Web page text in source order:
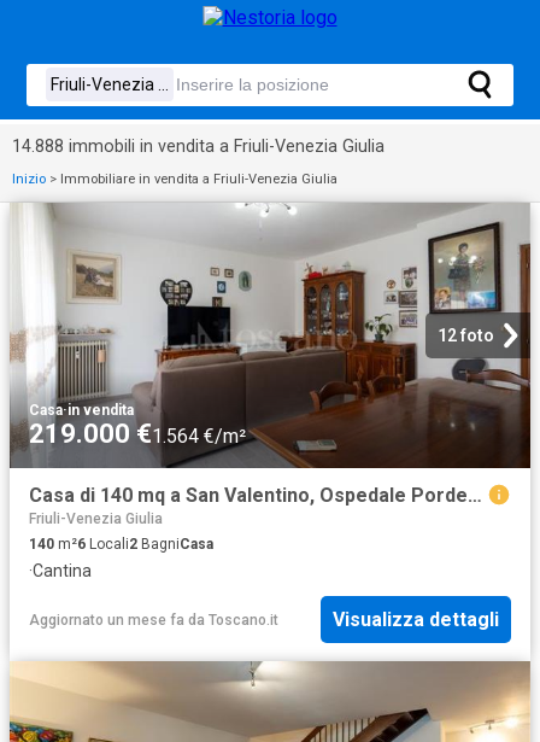
14.888 immobili in vendita a Friuli-Venezia Giulia
Inizio > Immobiliare in vendita a Friuli-Venezia Giulia
12 foto
Casa·in vendita
219.000 €1.564 €/m²
Casa di 140 mq a San Valentino, Ospedale Pordenone
Friuli-Venezia Giulia
140 m²6 Locali2 BagniCasa
·Cantina
Aggiornato un mese fa da Toscano.it Visualizza dettagli